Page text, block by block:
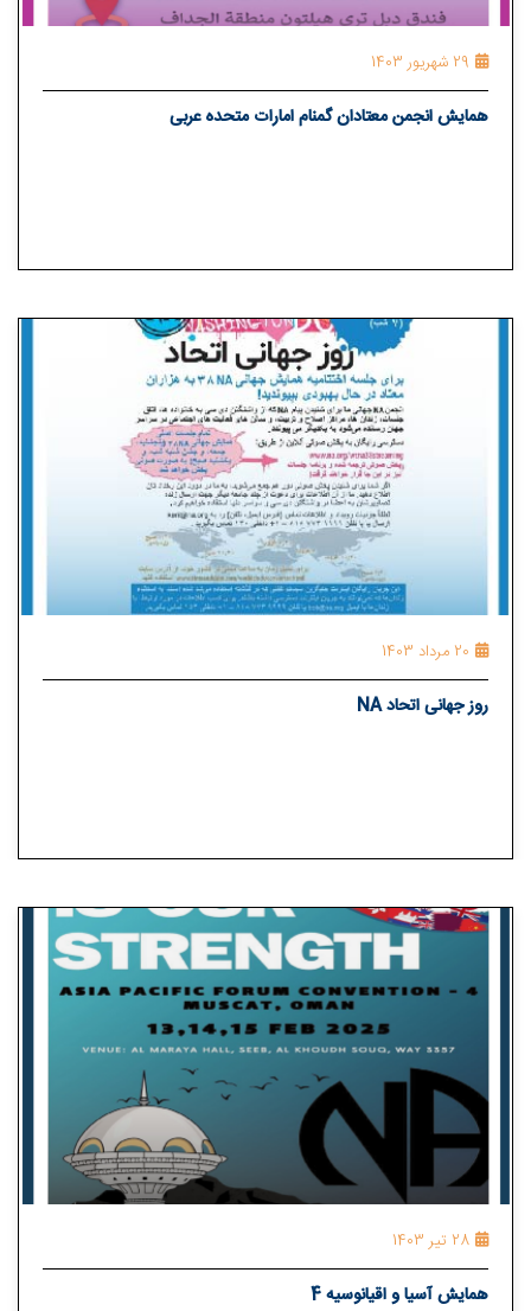
29 شهریور 1403
همایش انجمن معتادان گمنام امارات متحده عربی
20 مرداد 1403
روز جهانی اتحاد NA
28 تیر 1403
همايش آسیا و اقیانوسیه 4